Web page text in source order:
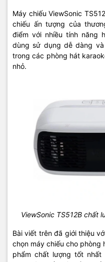
Máy chiếu ViewSonic
chiếu ấn tượng của
điểm với nhiều tính năng
dùng sử dụng dễ dàng
trong các phòng hát
nhỏ.
ViewSonic TS512B chất
Bài viết trên đã giới thiệu
chọn máy chiếu cho phòng
phẩm chất lượng tốt